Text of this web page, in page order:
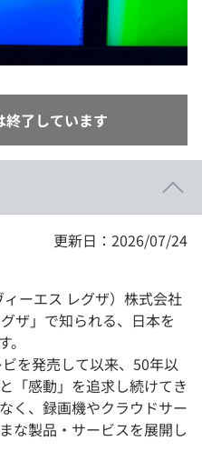
終了しています
更新日：2026/07/24
ィーエス レグザ）株式会社
ザ」で知られる、日本を
を発売して以来、50年以
「感動」を追求し続けてき
く、録画機やクラウドサー
な製品・サービスを展開し